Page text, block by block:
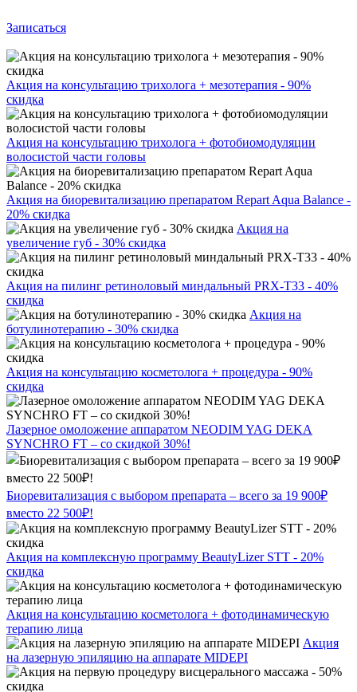
Записаться
Акция на консультацию трихолога + мезотерапия - 90%
скидка
Акция на консультацию трихолога + фотобиомодуляции
волосистой части головы
Акция на биоревитализацию препаратом Repart Aqua Balance -
20% скидка
Акция на
увеличение губ - 30% скидка
Акция на пилинг ретиноловый миндальный PRX-T33 - 40%
скидка
Акция на
ботулинотерапию - 30% скидка
Акция на консультацию косметолога + процедура - 90%
скидка
Лазерное омоложение аппаратом NEODIM YAG DEKA
SYNCHRO FT – со скидкой 30%!
Биоревитализация с выбором препарата – всего за 19 900₽
вместо 22 500₽!
Акция на комплексную программу BeautyLizer STT - 20%
скидка
Акция на консультацию косметолога + фотодинамическую
терапию лица
Акция
на лазерную эпиляцию на аппарате MIDEPI